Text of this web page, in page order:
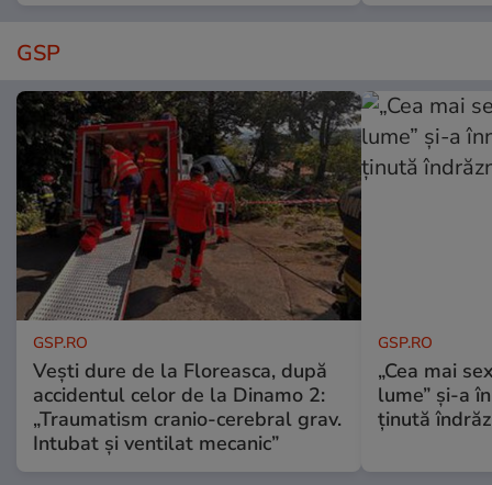
GSP
GSP.RO
Vești dure de la Floreasca, după
accidentul celor de la Dinamo 2:
„Traumatism cranio-cerebral grav.
Intubat și ventilat mecanic”
GSP.RO
„Cea mai
lume” și-a
ținută